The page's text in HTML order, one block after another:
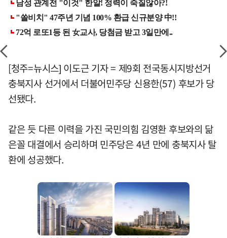
[청주=뉴시스] 이도근 기자 = 제9회 전국동시지방선거
충북지사 선거에서 더불어민주당 신용한(57) 후보가 당
선됐다.
같은 듯 다른 이력을 가진 국민의힘 김영환 후보와의 닮
은꼴 대결에서 승리하며 민주당은 4년 만에 충북지사 탈
환에 성공했다.